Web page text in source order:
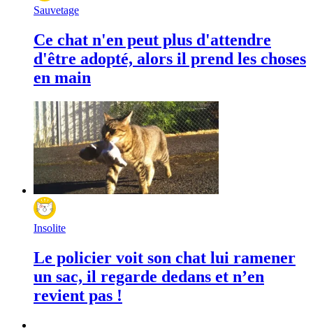
Sauvetage
Ce chat n'en peut plus d'attendre
d'être adopté, alors il prend les choses
en main
Insolite
Le policier voit son chat lui ramener
un sac, il regarde dedans et n’en
revient pas !